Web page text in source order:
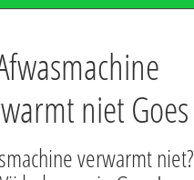
niet Goes
verwarmt niet?